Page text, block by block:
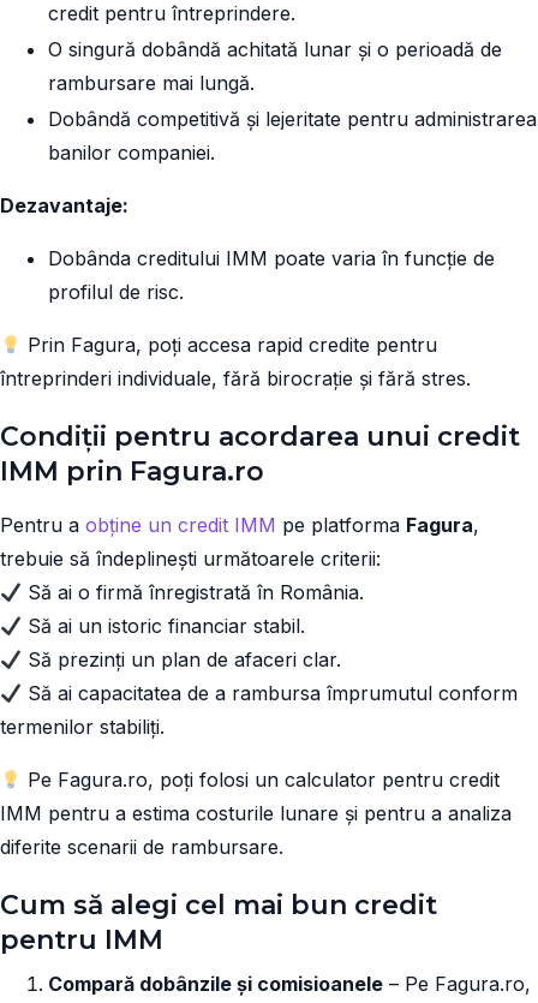
credit pentru întreprindere.
O singură dobândă achitată lunar și o perioadă de
rambursare mai lungă.
Dobândă competitivă și lejeritate pentru administrarea
banilor companiei.
Dezavantaje:
Dobânda creditului IMM poate varia în funcție de
profilul de risc.
Prin Fagura, poți accesa rapid credite pentru
întreprinderi individuale, fără birocrație și fără stres.
Condiții pentru acordarea unui credit
IMM prin Fagura.ro
Pentru a obține un credit IMM pe platforma Fagura,
trebuie să îndeplinești următoarele criterii:
Să ai o firmă înregistrată în România.
Să ai un istoric financiar stabil.
Să prezinți un plan de afaceri clar.
Să ai capacitatea de a rambursa împrumutul conform
termenilor stabiliți.
Pe Fagura.ro, poți folosi un calculator pentru credit
IMM pentru a estima costurile lunare și pentru a analiza
diferite scenarii de rambursare.
Cum să alegi cel mai bun credit
pentru IMM
Compară dobânzile și comisioanele – Pe Fagura.ro,